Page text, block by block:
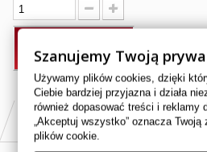
DODAJ DO KOSZYKA
PASUJE DO
Szanujemy Twoją
Używamy plików cookies, dzięki
Ciebie bardziej przyjazna i działa
również dopasować treści i reklamy
„Akceptuj wszystko” oznacza
plików cookie.